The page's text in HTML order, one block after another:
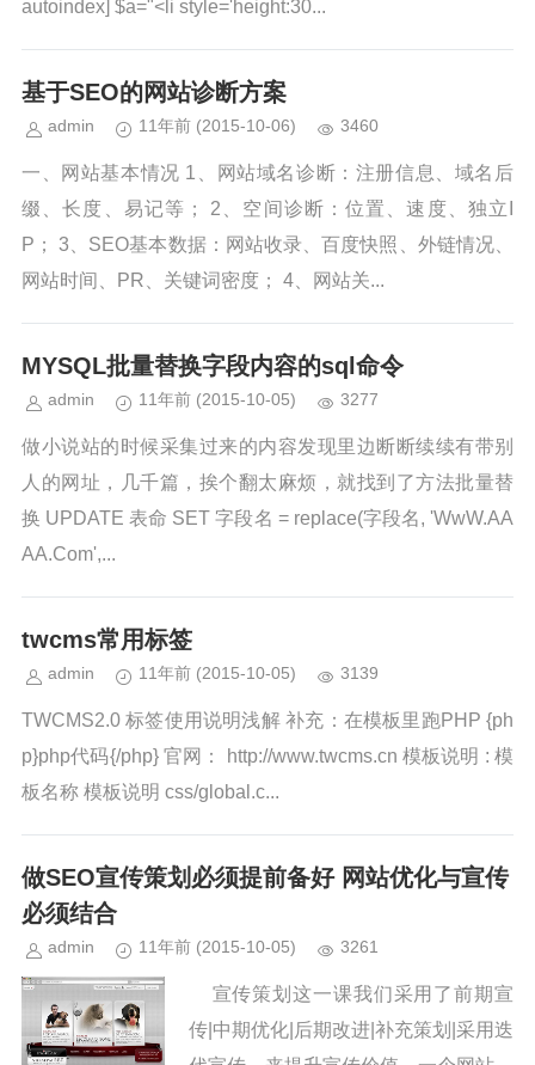
autoindex] $a="<li style='height:30...
基于SEO的网站诊断方案
admin 11年前 (2015-10-06) 3460
一、网站基本情况 1、网站域名诊断：注册信息、域名后
缀、长度、易记等； 2、空间诊断：位置、速度、独立I
P； 3、SEO基本数据：网站收录、百度快照、外链情况、
网站时间、PR、关键词密度； 4、网站关...
MYSQL批量替换字段内容的sql命令
admin 11年前 (2015-10-05) 3277
做小说站的时候采集过来的内容发现里边断断续续有带别
人的网址，几千篇，挨个翻太麻烦，就找到了方法批量替
换 UPDATE 表命 SET 字段名 = replace(字段名, 'WwW.AA
AA.Com',...
twcms常用标签
admin 11年前 (2015-10-05) 3139
TWCMS2.0 标签使用说明浅解 补充：在模板里跑PHP {ph
p}php代码{/php} 官网： http://www.twcms.cn 模板说明 : 模
板名称 模板说明 css/global.c...
做SEO宣传策划必须提前备好 网站优化与宣传
必须结合
admin 11年前 (2015-10-05) 3261
宣传策划这一课我们采用了前期宣
传|中期优化|后期改进|补充策划|采用迭